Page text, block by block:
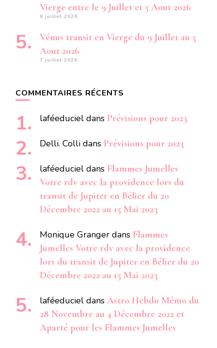
Vierge entre le 9 Juillet et 5 Aout 2026
8 juillet 2026
Vénus transit en Vierge du 9 Juillet au 5
Aout 2026
7 juillet 2026
COMMENTAIRES RÉCENTS
laféeduciel dans Prévisions pour 2023
Delli. Colli dans Prévisions pour 2023
laféeduciel dans Flammes Jumelles
Votre rdv avec la providence lors du
transit de Jupiter en Bélier du 20
Décembre 2022 au 15 Mai 2023
Monique Granger dans Flammes
Jumelles Votre rdv avec la providence
lors du transit de Jupiter en Bélier du 20
Décembre 2022 au 15 Mai 2023
laféeduciel dans Astro Hebdo Mémo du
28 Novembre au 4 Décembre 2022 et
Aparté pour les Flammes Jumelles